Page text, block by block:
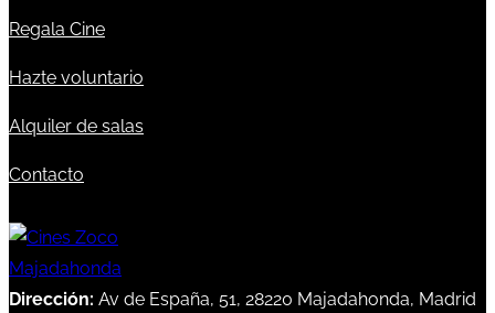
Regala Cine
Hazte voluntario
Alquiler de salas
Contacto
Dirección: Av de España, 51, 28220 Majadahonda, Madrid